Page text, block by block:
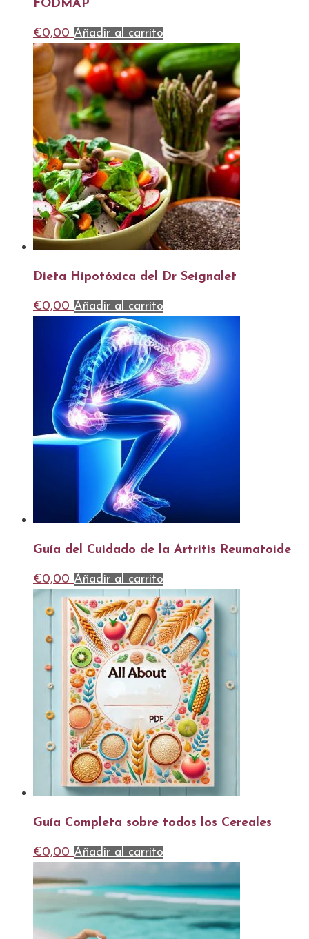
FODMAP
€0,00 Añadir al carrito
Dieta Hipotóxica del Dr Seignalet
€0,00 Añadir al carrito
Guía del Cuidado de la Artritis Reumatoide
€0,00 Añadir al carrito
Guía Completa sobre todos los Cereales
€0,00 Añadir al carrito